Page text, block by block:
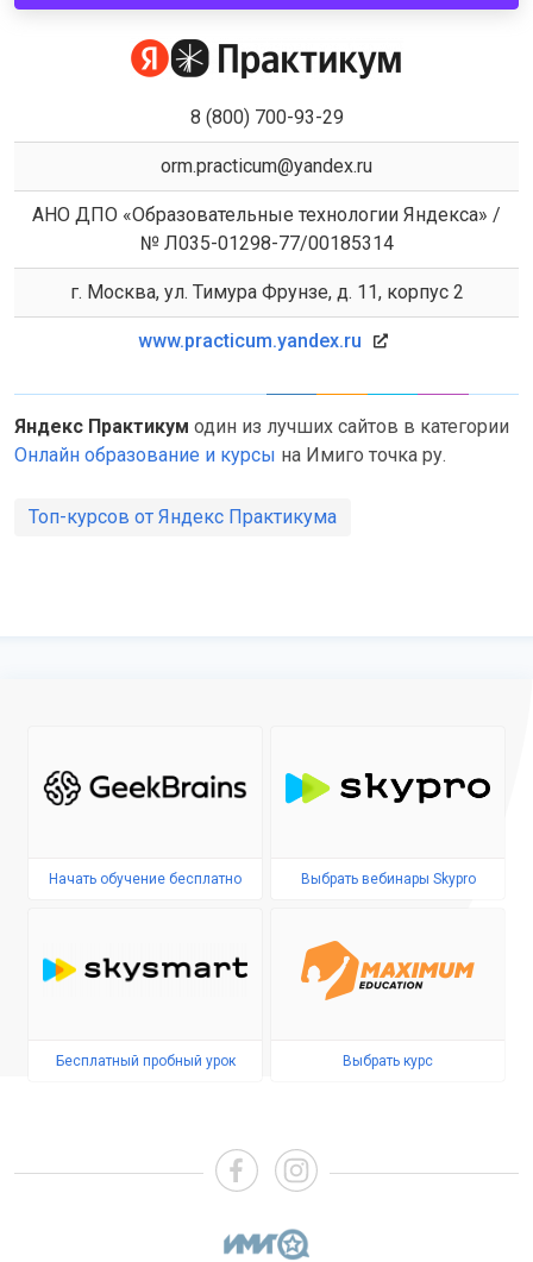
8 (800) 700-93-29
orm.practicum@yandex.ru
АНО ДПО «Образовательные технологии Яндекса» /
№ Л035-01298-77/00185314
г. Москва, ул. Тимура Фрунзе, д. 11, корпус 2
www.practicum.yandex.ru
Яндекс Практикум один из лучших сайтов в категории
Онлайн образование и курсы на Имиго точка ру.
Топ-курсов от Яндекс Практикума
Начать обучение бесплатно Выбрать вебинары Skypro
Бесплатный пробный урок Выбрать курс